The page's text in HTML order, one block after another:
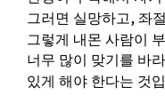
그러면 실망하고, 좌
그렇게 내몬 사람이
너무 많이 맞기를 바
있게 해야 한다는 것